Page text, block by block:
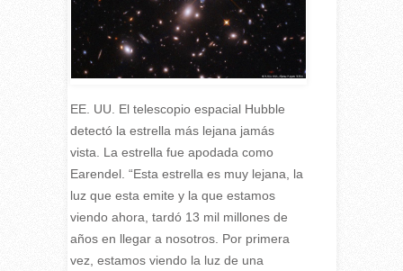
EE. UU. El telescopio espacial Hubble
detectó la estrella más lejana jamás
vista. La estrella fue apodada como
Earendel. “Esta estrella es muy lejana, la
luz que esta emite y la que estamos
viendo ahora, tardó 13 mil millones de
años en llegar a nosotros. Por primera
vez, estamos viendo la luz de una